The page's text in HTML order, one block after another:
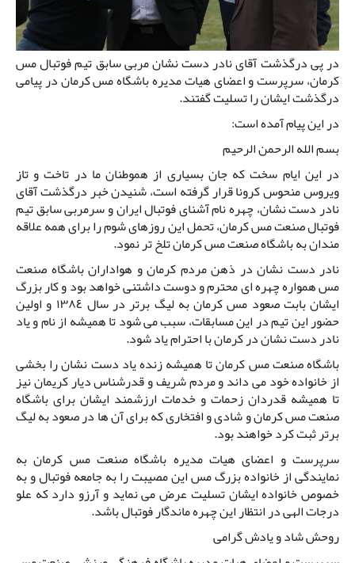
در پی درگذشت آقای نادر دست نشان مربی سابق تیم فوتبال مس
کرمان، سرپرست و اعضای هیات مدیره باشگاه مس کرمان در پیامی
درگذشت ایشان را تسلیت گفتند.
در این پیام آمده است:
بسم الله الرحمن الرحیم
در این ایام سخت که جان بسیاری از هموطنان ما در تاخت و تاز
ویروس منحوس کرونا قرار گرفته است، شنیدن خبر درگذشت آقای
نادر دست نشان، چهره نام آشنای فوتبال ایران و سرمربی سابق تیم
فوتبال صنعت مس کرمان، تحمل این روزهای شوم را برای همه علاقه
مندان به باشگاه صنعت مس کرمان تلخ تر نمود.
نادر دست نشان در ذهن مردم کرمان و هواداران باشگاه صنعت
مس همواره چهره ای محترم و دوست داشتنی خواهد بود و کار بزرگ
ایشان بابت صعود مس کرمان به لیگ برتر در سال ١٣٨٤ و اولین
حضور این تیم در این مسابقات، سبب می شود تا همیشه از نام و یاد
نادر دست نشان در کرمان با احترام یاد شود.
باشگاه صنعت مس کرمان تا همیشه زنده یاد دست نشان را بخشی
از خانواده خود می داند و مردم شریف و قدرشناس دیار کریمان نیز
تا همیشه قدردان زحمات و خدمات ارزشمند ایشان برای باشگاه
صنعت مس کرمان و شادی و افتخاری که برای آن ها در صعود به لیگ
برتر ثبت کرد خواهند بود.
سرپرست و اعضای هیات مدیره باشگاه صنعت مس کرمان به
نمایندگی از خانواده بزرگ مس این مصیبت را به جامعه فوتبال و به
خصوص خانواده ایشان تسلیت عرض می نماید و آرزو دارد که علو
درجات الهی در انتظار این چهره ماندگار فوتبال باشد.
روحش شاد و یادش گرامی